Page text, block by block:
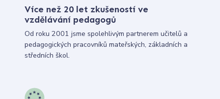
Více než 20 let zkušeností ve
vzdělávání pedagogů
Od roku 2001 jsme spolehlivým partnerem učitelů a
pedagogických pracovníků mateřských, základních a
středních škol.